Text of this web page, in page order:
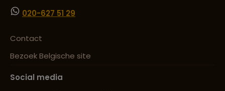
020-627 51 29
Contact
Bezoek Belgische site
Social media